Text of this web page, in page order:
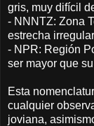
gris, muy difícil
- NNNTZ: Zona
estrecha
- NPR: Región
ser mayor que
Esta
cualquier
joviana,